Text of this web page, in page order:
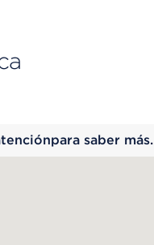
saber más.